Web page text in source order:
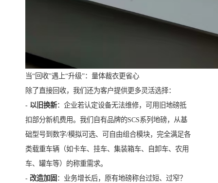
当“回收”遇上“升级”：量体裁衣更省心
除了直接回收，我们还为客户提供更多灵活选择：
- 以旧换新：企业若认定设备无法维修，可用旧地磅抵
扣部分新机费用。我们自有品牌的SCS系列地磅，从基
础型号到数字/模拟可选、可自由组合模块，完全满足各
类载重车辆（如卡车、挂车、集装箱车、自卸车、农用
车、罐车等）的称重需求。
- 改造加固 ：业务增长后，原有地磅称台过短、过窄？